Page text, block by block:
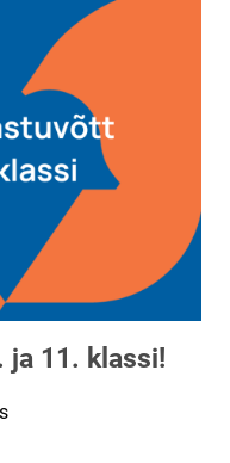
ja 11. klassi!